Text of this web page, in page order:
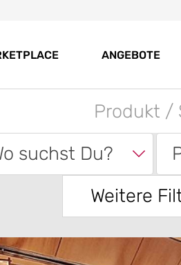
ANGEBOTE
suchst Du?
Weitere